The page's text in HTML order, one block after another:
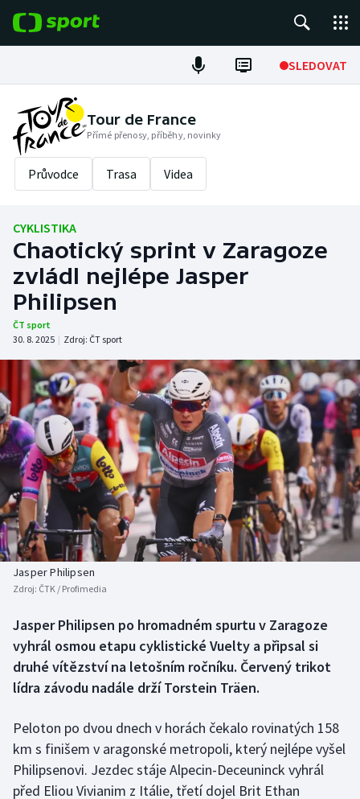
SLEDOVAT
Fotbal
Hokej
Tenis
Cyklistika
DALŠÍ SPORTY
Americký fotbal
Baseball a softbal
Basketbal
Biatlon
Boby a skeleton
Box
Curling
Florbal
Futsal
Golf
Gymnastika
NEPŘEHLÉDNĚTE
Soutěže
Historické návraty
Aplikace ČT sport
AZ kvíz
Tour de France
Přímé přenosy, příběhy, novinky
Průvodce Trasa Videa
CYKLISTIKA
Chaotický sprint v Zaragoze
zvládl nejlépe Jasper
Philipsen
ČT sport
30. 8. 2025 | Zdroj: ČT sport
Jasper Philipsen
Zdroj: ČTK / Profimedia
Jasper Philipsen po hromadném spurtu v Zaragoze
vyhrál osmou etapu cyklistické Vuelty a připsal si
druhé vítězství na letošním ročníku. Červený trikot
lídra závodu nadále drží Torstein Träen.
Peloton po dvou dnech v horách čekalo rovinatých 158
km s finišem v aragonské metropoli, který nejlépe vyšel
Philipsenovi. Jezdec stáje Alpecin-Deceuninck vyhrál
před Eliou Vivianim z Itálie, třetí dojel Brit Ethan